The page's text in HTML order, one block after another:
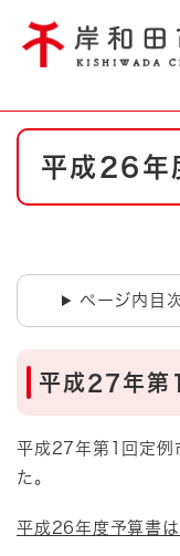
やさしい日本語
背景色変更 白 黒
防災・緊
ハザード
本
平成26年
ページ内目
平成27年第
平成27年第1回定例
た。
平成26年度予算書は